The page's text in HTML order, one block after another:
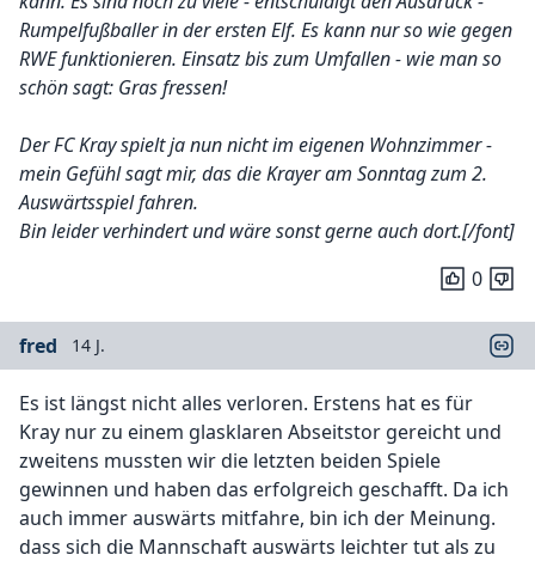
Rumpelfußballer in der ersten Elf. Es kann nur so wie gegen
RWE funktionieren. Einsatz bis zum Umfallen - wie man so
schön sagt: Gras fressen!
Der FC Kray spielt ja nun nicht im eigenen Wohnzimmer -
mein Gefühl sagt mir, das die Krayer am Sonntag zum 2.
Auswärtsspiel fahren.
Bin leider verhindert und wäre sonst gerne auch dort.[/font]
0
fred 14 J.
Es ist längst nicht alles verloren. Erstens hat es für
Kray nur zu einem glasklaren Abseitstor gereicht und
zweitens mussten wir die letzten beiden Spiele
gewinnen und haben das erfolgreich geschafft. Da ich
auch immer auswärts mitfahre, bin ich der Meinung.
dass sich die Mannschaft auswärts leichter tut als zu